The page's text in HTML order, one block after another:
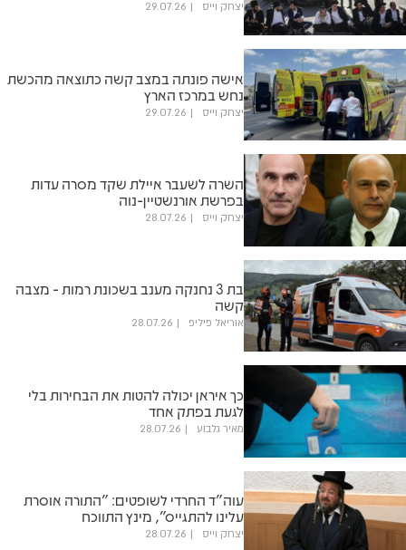
יצחק וייס 29.07.26
אישה פונתה במצב קשה כתוצאה מהכשת
נחש במרכז הארץ
יצחק וייס 29.07.26
השרה לשעבר איילת שקד מסרה עדות
בפרשת אורנשטיין-נוה
יצחק וייס 28.07.26
בת 3 נחנקה מענב בשכונת רמות - מצבה
קשה
אוריאל פיליפ 28.07.26
כך איראן יכולה להטות את הבחירות בלי
לגעת בפתק אחד
מאיר גלבוע 28.07.26
עוה"ד החרדי לשופטים: "התורה אוסרת
עלינו להתגייס", מינץ התווכח
יצחק וייס 28.07.26